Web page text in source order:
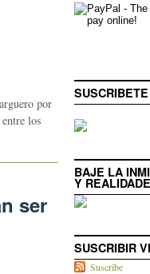
por
los
ser
SUSCRIBETE
BAJE LA
Y
SUSCRIBIR
Suscribe